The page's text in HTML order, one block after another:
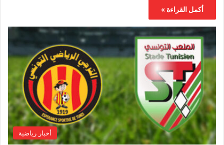
أكمل القراءة »
أخبار رياضية